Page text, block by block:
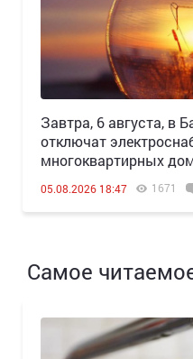
Завтра, 6 августа, в
отключат
многоквартирных
05.08.2026 18:47 1671
Самое